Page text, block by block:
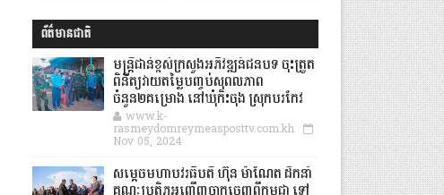
ព័ត៌មានជាតិ
មន្ត្រីជាន់ខ្ពស់ក្រសួងអភិវឌ្ឍន៍ជនបទ ចុះត្រួត
ពិនិត្យវាយតម្លៃបញ្ចប់សុពលភាព
ចំនួន២គម្រោង នៅឃុំកិះចុង ស្រុកបរកែវ
www.k-
rasmeydomreymeasposttv.com.kh
Nov 05, 2024
សម្តេចមហាបវរធិបតី ហ៊ុន ម៉ាណែត ដឹកនាំ